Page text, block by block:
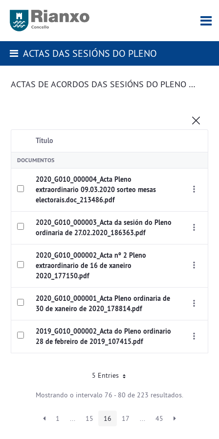
ACTAS DAS SESIÓNS DO PLENO
ACTAS DE ACORDOS DAS SESIÓNS DO PLENO DA CORPORACIÓN
Título
DOCUMENTOS
2020_G010_000004_Acta Pleno
extraordinario 09.03.2020 sorteo mesas
electorais.doc_213486.pdf
2020_G010_000003_Acta da sesión do Pleno
ordinaria de 27.02.2020_186363.pdf
2020_G010_000002_Acta nº 2 Pleno
extraordinario de 16 de xaneiro
2020_177150.pdf
2020_G010_000001_Acta Pleno ordinaria de
30 de xaneiro de 2020_178814.pdf
2019_G010_000002_Acta do Pleno ordinario
28 de febreiro de 2019_107415.pdf
5 Entries
Mostrando o intervalo 76 - 80 de 223 resultados.
1 ... 15 16 17 ... 45